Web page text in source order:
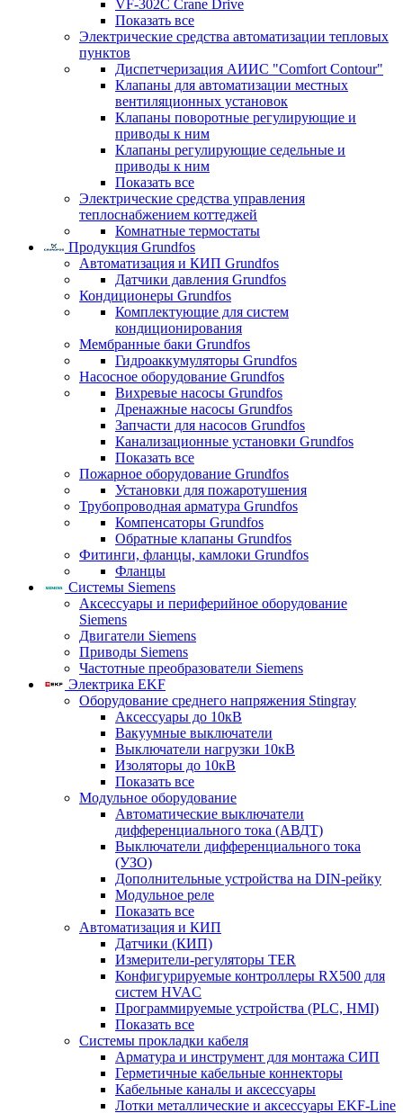
VF-302C Crane Drive
Показать все
Электрические средства автоматизации тепловых
пунктов
Диспетчеризация АИИС "Comfort Contour"
Клапаны для автоматизации местных
вентиляционных установок
Клапаны поворотные регулирующие и
приводы к ним
Клапаны регулирующие седельные и
приводы к ним
Показать все
Электрические средства управления
теплоснабжением коттеджей
Комнатные термостаты
Продукция Grundfos
Автоматизация и КИП Grundfos
Датчики давления Grundfos
Кондиционеры Grundfos
Комплектующие для систем
кондиционирования
Мембранные баки Grundfos
Гидроаккумуляторы Grundfos
Насосное оборудование Grundfos
Вихревые насосы Grundfos
Дренажные насосы Grundfos
Запчасти для насосов Grundfos
Канализационные установки Grundfos
Показать все
Пожарное оборудование Grundfos
Установки для пожаротушения
Трубопроводная арматура Grundfos
Компенсаторы Grundfos
Обратные клапаны Grundfos
Фитинги, фланцы, камлоки Grundfos
Фланцы
Системы Siemens
Аксессуары и периферийное оборудование
Siemens
Двигатели Siemens
Приводы Siemens
Частотные преобразователи Siemens
Электрика EKF
Оборудование среднего напряжения Stingray
Аксессуары до 10кВ
Вакуумные выключатели
Выключатели нагрузки 10кВ
Изоляторы до 10кВ
Показать все
Модульное оборудование
Автоматические выключатели
дифференциального тока (АВДТ)
Выключатели дифференциального тока
(УЗО)
Дополнительные устройства на DIN-рейку
Модульное реле
Показать все
Автоматизация и КИП
Датчики (КИП)
Измерители-регуляторы TER
Конфигурируемые контроллеры RX500 для
систем HVAC
Программируемые устройства (PLC, HMI)
Показать все
Системы прокладки кабеля
Арматура и инструмент для монтажа СИП
Герметичные кабельные коннекторы
Кабельные каналы и аксессуары
Лотки металлические и аксессуары EKF-Line